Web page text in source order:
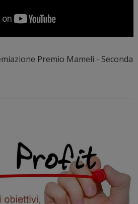
Premio Mameli - Seconda